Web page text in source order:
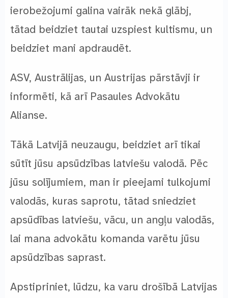
ierobežojumi galina vairāk nekā glābj,
tātad beidziet tautai uzspiest kultismu, un
beidziet mani apdraudēt.
ASV, Austrālijas, un Austrijas pārstāvji ir
informēti, kā arī Pasaules Advokātu
Alianse.
Tākā Latvijā neuzaugu, beidziet arī tikai
sūtīt jūsu apsūdzības latviešu valodā. Pēc
jūsu solījumiem, man ir pieejami tulkojumi
valodās, kuras saprotu, tātad sniedziet
apsūdības latviešu, vācu, un angļu valodās,
lai mana advokātu komanda varētu jūsu
apsūdzības saprast.
Apstipriniet, lūdzu, ka varu drošībā Latvijas